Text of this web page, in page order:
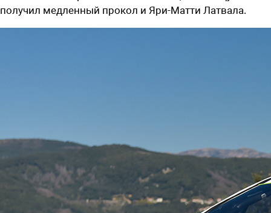
получил медленный прокол и Яри-Матти Латвала.